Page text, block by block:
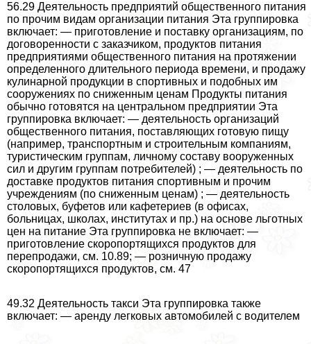
56.29 Деятельность предприятий общественного питания
по прочим видам организации питания Эта группировка
включает: — приготовление и поставку организациям, по
договоренности с заказчиком, продуктов питания
предприятиями общественного питания на протяжении
определенного длительного периода времени, и продажу
кулинарной продукции в спортивных и подобных им
сооружениях по сниженным ценам Продукты питания
обычно готовятся на центральном предприятии Эта
группировка включает: — деятельность организаций
общественного питания, поставляющих готовую пищу
(например, трaнcпортным и строительным компаниям,
туристическим группам, личному составу вооруженных
сил и другим группам потребителей) ; — деятельность по
доставке продуктов питания спортивным и прочим
учреждениям (по сниженным ценам) ; — деятельность
столовых, буфетов или кафетериев (в офисах,
больницах, школах, институтах и пр.) на основе льготных
цен на питание Эта группировка не включает: —
приготовление скоропортящихся продуктов для
перепродажи, см. 10.89; — розничную продажу
скоропортящихся продуктов, см. 47
49.32 Деятельность такси Эта группировка также
включает: — аренду легковых автомобилей с водителем